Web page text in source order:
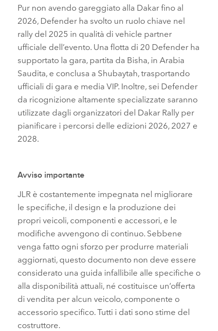
Pur non avendo gareggiato alla Dakar fino al
2026, Defender ha svolto un ruolo chiave nel
rally del 2025 in qualità di vehicle partner
ufficiale dell’evento. Una flotta di 20 Defender ha
supportato la gara, partita da Bisha, in Arabia
Saudita, e conclusa a Shubaytah, trasportando
ufficiali di gara e media VIP. Inoltre, sei Defender
da ricognizione altamente specializzate saranno
utilizzate dagli organizzatori del Dakar Rally per
pianificare i percorsi delle edizioni 2026, 2027 e
2028.
Avviso importante
JLR è costantemente impegnata nel migliorare
le specifiche, il design e la produzione dei
propri veicoli, componenti e accessori, e le
modifiche avvengono di continuo. Sebbene
venga fatto ogni sforzo per produrre materiali
aggiornati, questo documento non deve essere
considerato una guida infallibile alle specifiche o
alla disponibilità attuali, né costituisce un’offerta
di vendita per alcun veicolo, componente o
accessorio specifico. Tutti i dati sono stime del
costruttore.